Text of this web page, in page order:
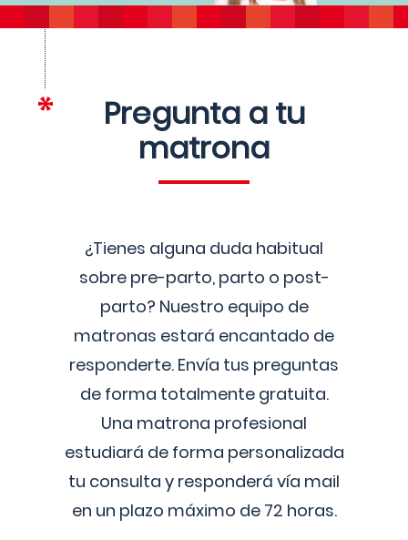
Pregunta a tu
matrona
¿Tienes alguna duda habitual
sobre pre-parto, parto o post-
parto? Nuestro equipo de
matronas estará encantado de
responderte. Envía tus preguntas
de forma totalmente gratuita.
Una matrona profesional
estudiará de forma personalizada
tu consulta y responderá vía mail
en un plazo máximo de 72 horas.